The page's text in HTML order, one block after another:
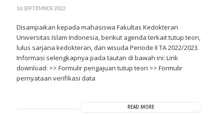
16 SEPTEMBER 2022
Disampaikan kepada mahasiswa Fakultas Kedokteran
Universitas Islam Indonesia, berikut agenda terkait tutup teori,
lulus sarjana kedokteran, dan wisuda Periode II TA 2022/2023.
Informasi selengkapnya pada tautan di bawah ini: Link
download: >> Formulir pengajuan tutup teori >> Formulir
pernyataan verifikasi data
READ MORE